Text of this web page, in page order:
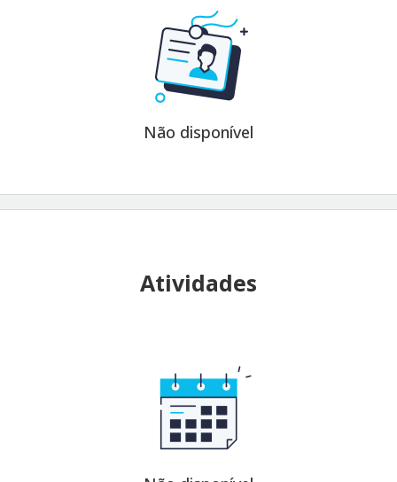
Não disponível
Atividades